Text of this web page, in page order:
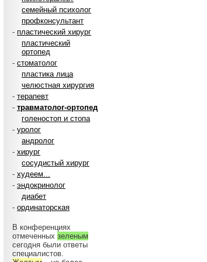
семейный психолог
профконсультант
- пластический хирург
пластический
ортопед
- стоматолог
пластика лица
челюстная хирургия
- терапевт
- травматолог-ортопед
голеностоп и стопа
- уролог
андролог
- хирург
сосудистый хирург
- худеем...
- эндокринолог
диабет
- ординаторская
В конференциях
отмеченных зеленым
сегодня были ответы
специалистов.